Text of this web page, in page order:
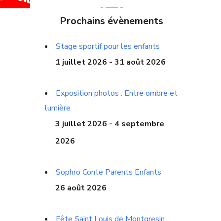
Prochains évènements
Stage sportif pour les enfants
1 juillet 2026 - 31 août 2026
Exposition photos : Entre ombre et
lumière
3 juillet 2026 - 4 septembre
2026
Sophro Conte Parents Enfants
26 août 2026